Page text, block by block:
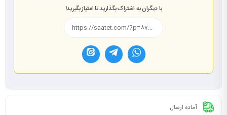
با دیگران به اشتراک بگذارید تا امتیاز بگیرید!
آماده ارسال